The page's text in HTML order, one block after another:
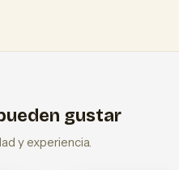
gustar
y experiencia.